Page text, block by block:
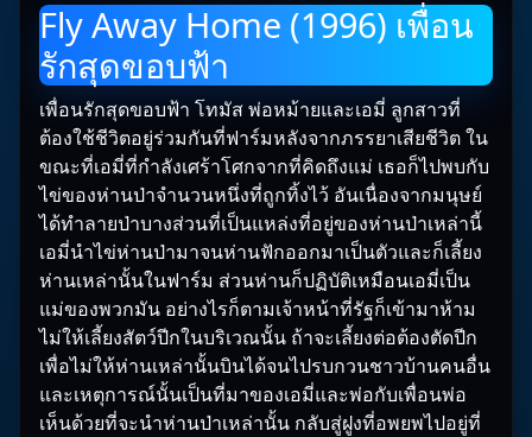
Fly Away Home (1996) เพื่อน
รักสุดขอบฟ้า
เพื่อนรักสุดขอบฟ้า โทมัส พ่อหม้ายและเอมี่ ลูกสาวที่
ต้องใช้ชีวิตอยู่ร่วมกันที่ฟาร์มหลังจากภรรยาเสียชีวิต ใน
ขณะที่เอมี่ที่กำลังเศร้าโศกจากที่คิดถึงแม่ เธอก็ไปพบกับ
ไข่ของห่านป่าจำนวนหนึ่งที่ถูกทิ้งไว้ อันเนื่องจากมนุษย์
ได้ทำลายป่าบางส่วนที่เป็นแหล่งที่อยู่ของห่านป่าเหล่านี้
เอมี่นำไข่ห่านป่ามาจนห่านฟักออกมาเป็นตัวและก็เลี้ยง
ห่านเหล่านั้นในฟาร์ม ส่วนห่านก็ปฏิบัติเหมือนเอมี่เป็น
แม่ของพวกมัน อย่างไรก็ตามเจ้าหน้าที่รัฐก็เข้ามาห้าม
ไม่ให้เลี้ยงสัตว์ปีกในบริเวณนั้น ถ้าจะเลี้ยงต่อต้องตัดปีก
เพื่อไม่ให้ห่านเหล่านั้นบินได้จนไปรบกวนชาวบ้านคนอื่น
และเหตุการณ์นั้นเป็นที่มาของเอมี่และพ่อกับเพื่อนพ่อ
เห็นด้วยที่จะนำห่านป่าเหล่านั้น กลับสู่ฝูงที่อพยพไปอยู่ที่